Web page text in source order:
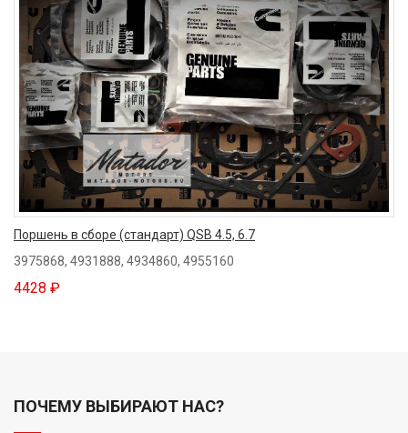
Поршень в сборе (стандарт) QSB 4.5, 6.7
3975868, 4931888, 4934860, 4955160
4428 ₽
ПОЧЕМУ ВЫБИРАЮТ НАС?